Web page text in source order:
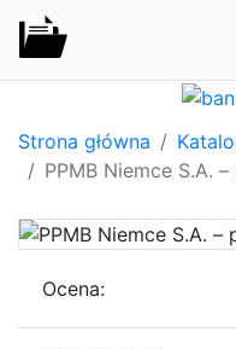
Strona główna
PPMB Niemce S.A.
Ocena: